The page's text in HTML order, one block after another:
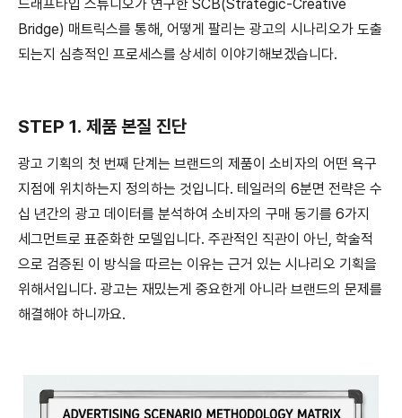
드래프타입 스튜디오가 연구한 SCB(Strategic-Creative
Bridge) 매트릭스를 통해, 어떻게 팔리는 광고의 시나리오가 도출
되는지 심층적인 프로세스를 상세히 이야기해보겠습니다.
STEP 1. 제품 본질 진단
광고 기획의 첫 번째 단계는 브랜드의 제품이 소비자의 어떤 욕구
지점에 위치하는지 정의하는 것입니다. 테일러의 6분면 전략은 수
십 년간의 광고 데이터를 분석하여 소비자의 구매 동기를 6가지
세그먼트로 표준화한 모델입니다. 주관적인 직관이 아닌, 학술적
으로 검증된 이 방식을 따르는 이유는 근거 있는 시나리오 기획을
위해서입니다. 광고는 재밌는게 중요한게 아니라 브랜드의 문제를
해결해야 하니까요.